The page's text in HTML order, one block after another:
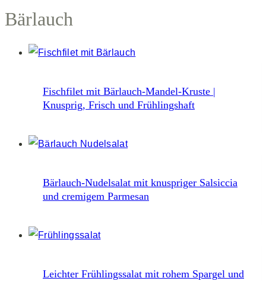
Bärlauch
Fischfilet mit Bärlauch-Mandel-Kruste |
Knusprig, Frisch und Frühlingshaft
Bärlauch-Nudelsalat mit knuspriger Salsiccia
und cremigem Parmesan
Leichter Frühlingssalat mit rohem Spargel und